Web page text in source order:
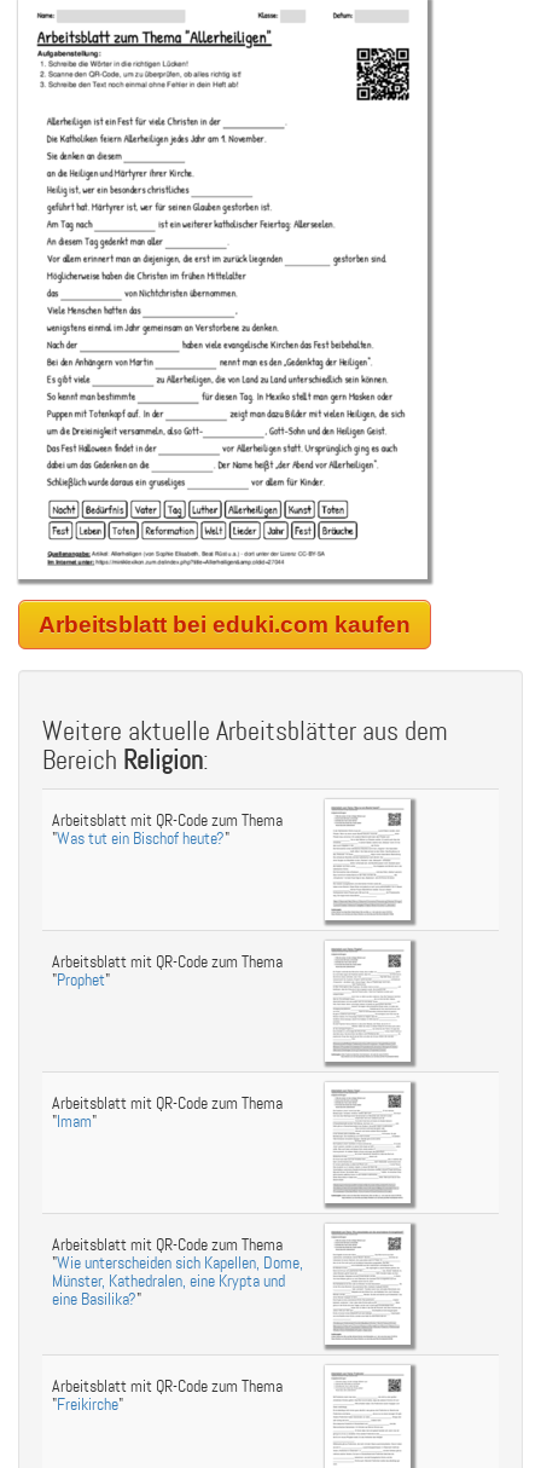
Arbeitsblatt bei eduki.com kaufen
Weitere aktuelle Arbeitsblätter aus dem
Bereich Religion:
Arbeitsblatt mit QR-Code zum Thema
"Was tut ein Bischof heute?"
Arbeitsblatt mit QR-Code zum Thema
"Prophet"
Arbeitsblatt mit QR-Code zum Thema
"Imam"
Arbeitsblatt mit QR-Code zum Thema
"Wie unterscheiden sich Kapellen, Dome,
Münster, Kathedralen, eine Krypta und
eine Basilika?"
Arbeitsblatt mit QR-Code zum Thema
"Freikirche"